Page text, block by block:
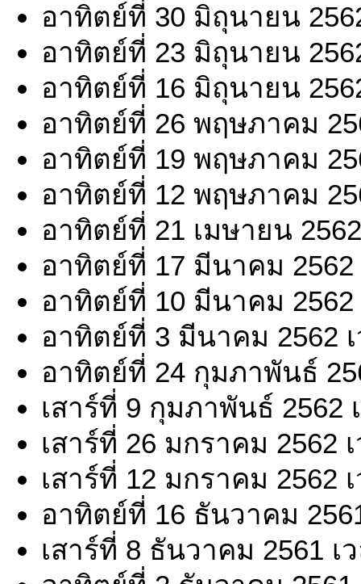
อาทิตย์ที่ 30 มิถุนายน
อาทิตย์ที่ 23 มิถุนายน
อาทิตย์ที่ 16 มิถุนายน
อาทิตย์ที่ 26 พฤษภาคม
อาทิตย์ที่ 19 พฤษภาคม
อาทิตย์ที่ 12 พฤษภาคม
อาทิตย์ที่ 21 เมษายน
อาทิตย์ที่ 17 มีนาคม 2562
อาทิตย์ที่ 10 มีนาคม 2562
อาทิตย์ที่ 3 มีนาคม 2562
อาทิตย์ที่ 24 กุมภาพันธ์
เสาร์ที่ 9 กุมภาพันธ์ 2562
เสาร์ที่ 26 มกราคม 2562
เสาร์ที่ 12 มกราคม 2562
อาทิตย์ที่ 16 ธันวาคม
เสาร์ที่ 8 ธันวาคม 2561 เ